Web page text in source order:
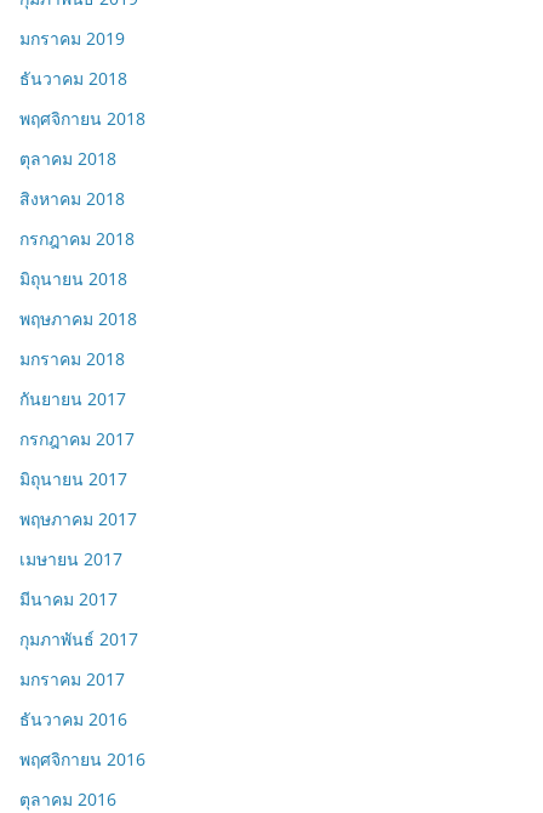
มกราคม 2019
ธันวาคม 2018
พฤศจิกายน 2018
ตุลาคม 2018
สิงหาคม 2018
กรกฎาคม 2018
มิถุนายน 2018
พฤษภาคม 2018
มกราคม 2018
กันยายน 2017
กรกฎาคม 2017
มิถุนายน 2017
พฤษภาคม 2017
เมษายน 2017
มีนาคม 2017
กุมภาพันธ์ 2017
มกราคม 2017
ธันวาคม 2016
พฤศจิกายน 2016
ตุลาคม 2016